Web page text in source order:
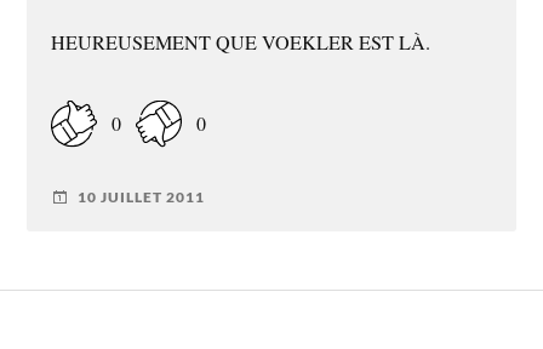
HEUREUSEMENT QUE VOEKLER EST LÀ.
0 0
10 JUILLET 2011